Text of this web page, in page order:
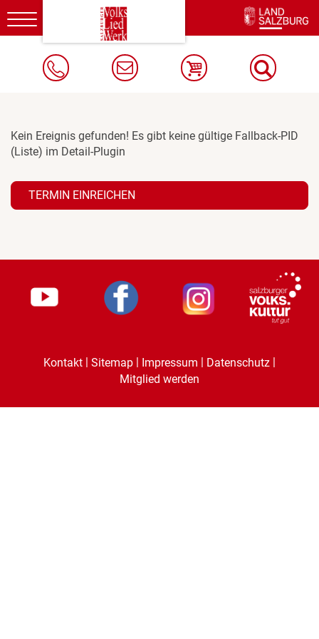
Toggle
navigation
Kein Ereignis gefunden! Es gibt keine gültige Fallback-PID
(Liste) im Detail-Plugin
TERMIN EINREICHEN
Kontakt Sitemap Impressum Datenschutz
Mitglied werden